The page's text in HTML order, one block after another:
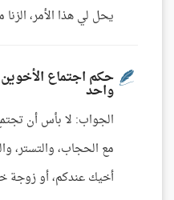
يحل لي هذا الأمر،
حكم اجتماع
واحد
الجواب: لا بأس أن
مع الحجاب، والتستر،
أخيك عندكم، أو زوجة